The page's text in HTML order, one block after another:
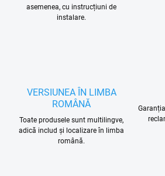
asemenea, cu instrucțiuni de
instalare.
VERSIUNEA ÎN LIMBA
ROMÂNĂ
Toate produsele sunt multilingve,
adică includ și localizare în limba
română.